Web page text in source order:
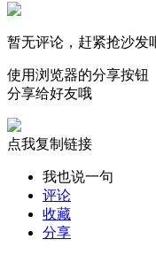
暂无评论，赶紧抢沙发
使用浏览器的分享按钮
分享给好友哦
点我复制链接
我也说一句
评论
收藏
分享